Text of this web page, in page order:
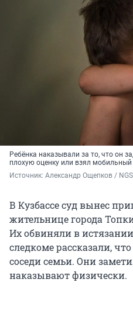
Ребёнка наказывали за то, что он
плохую оценку или взял мобильный
Источник: Александр Ощепков /
В Кузбассе суд вынес
жительнице города
Их обвиняли в
следкоме рассказали,
соседи семьи. Они
наказывают физически.